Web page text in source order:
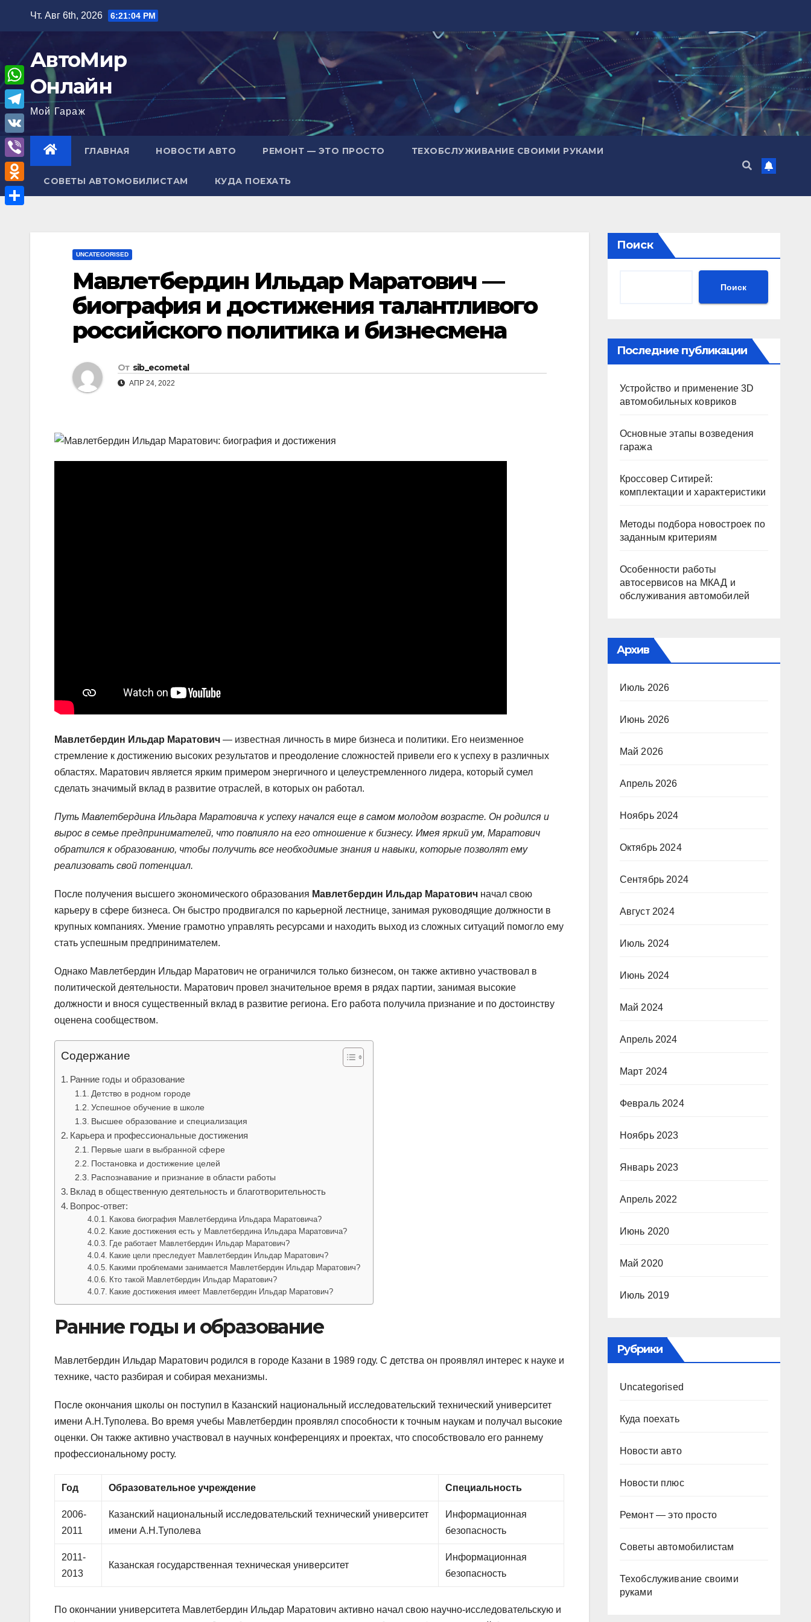
содержимому
Чт. Авг 6th, 2026 6:21:05 PM
АвтоМир
Онлайн
Мой Гараж
ГЛАВНАЯ НОВОСТИ АВТО РЕМОНТ — ЭТО ПРОСТО ТЕХОБСЛУЖИВАНИЕ СВОИМИ РУКАМИ
СОВЕТЫ АВТОМОБИЛИСТАМ КУДА ПОЕХАТЬ
UNCATEGORISED
Мавлетбердин Ильдар Маратович —
биография и достижения талантливого
российского политика и бизнесмена
От sib_ecometal
АПР 24, 2022
Мавлетбердин Ильдар Маратович — известная личность в мире бизнеса и политики. Его неизменное
стремление к достижению высоких результатов и преодоление сложностей привели его к успеху в различных
областях. Маратович является ярким примером энергичного и целеустремленного лидера, который сумел
сделать значимый вклад в развитие отраслей, в которых он работал.
Путь Мавлетбердина Ильдара Маратовича к успеху начался еще в самом молодом возрасте. Он родился и
вырос в семье предпринимателей, что повлияло на его отношение к бизнесу. Имея яркий ум, Маратович
обратился к образованию, чтобы получить все необходимые знания и навыки, которые позволят ему
реализовать свой потенциал.
После получения высшего экономического образования Мавлетбердин Ильдар Маратович начал свою
карьеру в сфере бизнеса. Он быстро продвигался по карьерной лестнице, занимая руководящие должности в
крупных компаниях. Умение грамотно управлять ресурсами и находить выход из сложных ситуаций помогло ему
стать успешным предпринимателем.
Однако Мавлетбердин Ильдар Маратович не ограничился только бизнесом, он также активно участвовал в
политической деятельности. Маратович провел значительное время в рядах партии, занимая высокие
должности и внося существенный вклад в развитие региона. Его работа получила признание и по достоинству
оценена сообществом.
Содержание
Ранние годы и образование
Детство в родном городе
Успешное обучение в школе
Высшее образование и специализация
Карьера и профессиональные достижения
Первые шаги в выбранной сфере
Постановка и достижение целей
Распознавание и признание в области работы
Вклад в общественную деятельность и благотворительность
Вопрос-ответ:
Какова биография Мавлетбердина Ильдара Маратовича?
Какие достижения есть у Мавлетбердина Ильдара Маратовича?
Где работает Мавлетбердин Ильдар Маратович?
Какие цели преследует Мавлетбердин Ильдар Маратович?
Какими проблемами занимается Мавлетбердин Ильдар Маратович?
Кто такой Мавлетбердин Ильдар Маратович?
Какие достижения имеет Мавлетбердин Ильдар Маратович?
Ранние годы и образование
Мавлетбердин Ильдар Маратович родился в городе Казани в 1989 году. С детства он проявлял интерес к науке и
технике, часто разбирая и собирая механизмы.
После окончания школы он поступил в Казанский национальный исследовательский технический университет
имени А.Н.Туполева. Во время учебы Мавлетбердин проявлял способности к точным наукам и получал высокие
оценки. Он также активно участвовал в научных конференциях и проектах, что способствовало его раннему
профессиональному росту.
Год Образовательное учреждение Специальность
2006-
2011
Казанский национальный исследовательский технический университет
имени А.Н.Туполева
Информационная
безопасность
2011-
2013
Казанская государственная техническая университет
Информационная
безопасность
По окончании университета Мавлетбердин Ильдар Маратович активно начал свою научно-исследовательскую и
Поиск
Поиск
Последние публикации
Устройство и применение 3D
автомобильных ковриков
Основные этапы возведения
гаража
Кроссовер Ситирей:
комплектации и характеристики
Методы подбора новостроек по
заданным критериям
Особенности работы
автосервисов на МКАД и
обслуживания автомобилей
Архив
Июль 2026
Июнь 2026
Май 2026
Апрель 2026
Ноябрь 2024
Октябрь 2024
Сентябрь 2024
Август 2024
Июль 2024
Июнь 2024
Май 2024
Апрель 2024
Март 2024
Февраль 2024
Ноябрь 2023
Январь 2023
Апрель 2022
Июнь 2020
Май 2020
Июль 2019
Рубрики
Uncategorised
Куда поехать
Новости авто
Новости плюс
Ремонт — это просто
Советы автомобилистам
Техобслуживание своими
руками
W
h
a
A
T
e
l
e
g
V
K
V
i
b
O